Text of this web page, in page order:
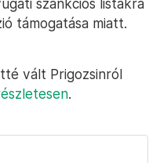
szankciós listákra
támogatása miatt.
vált Prigozsinról
.